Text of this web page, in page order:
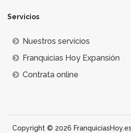
Servicios
Nuestros servicios
Franquicias Hoy Expansión
Contrata online
Copyright © 2026